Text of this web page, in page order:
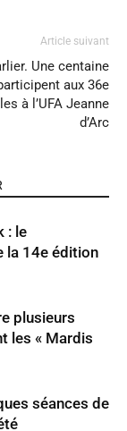
Article suivant
Une centaine
aux 36e
à l’UFA Jeanne
d’Arc
: le
la 14e édition
plusieurs
les « Mardis
séances de